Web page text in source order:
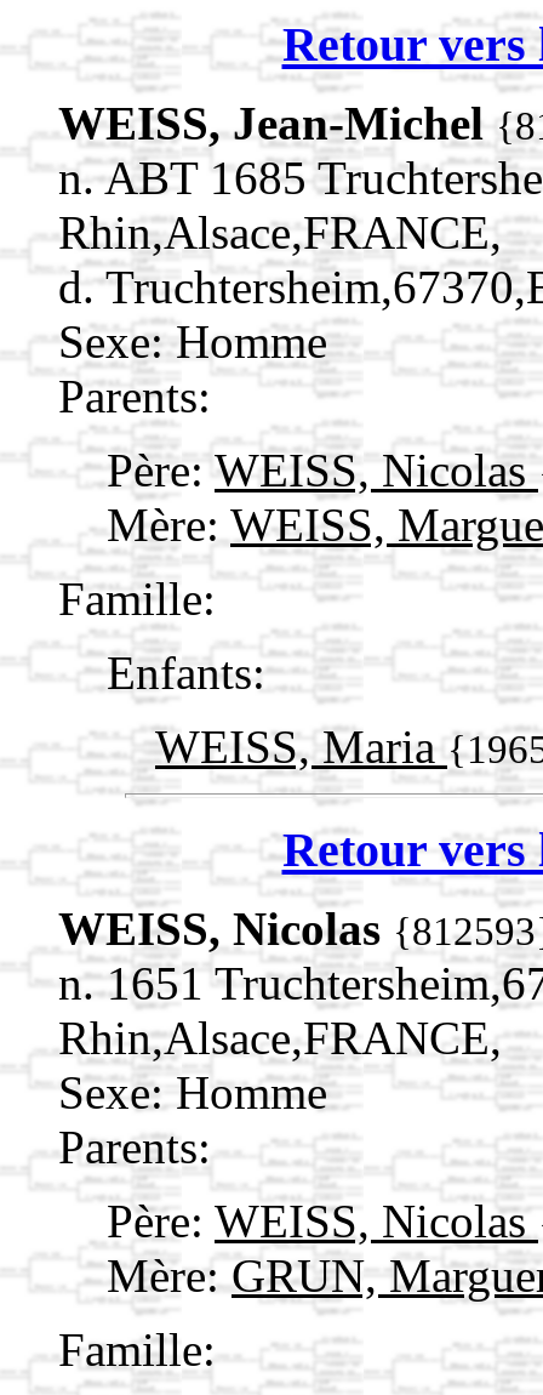
Retour vers
WEISS, Jean-Michel
n. ABT 1685
Rhin,Alsace,FRANCE,
d.
Sexe: Homme
Parents:
Père:WEISS, Nicolas
Mère: WEISS,
Famille:
Enfants:
WEISS, Maria
Retour vers
WEISS, Nicolas
n. 1651
Rhin,Alsace,FRANCE,
Sexe: Homme
Parents:
Père: WEISS, Nicolas
Mère:GRUN,
Famille: